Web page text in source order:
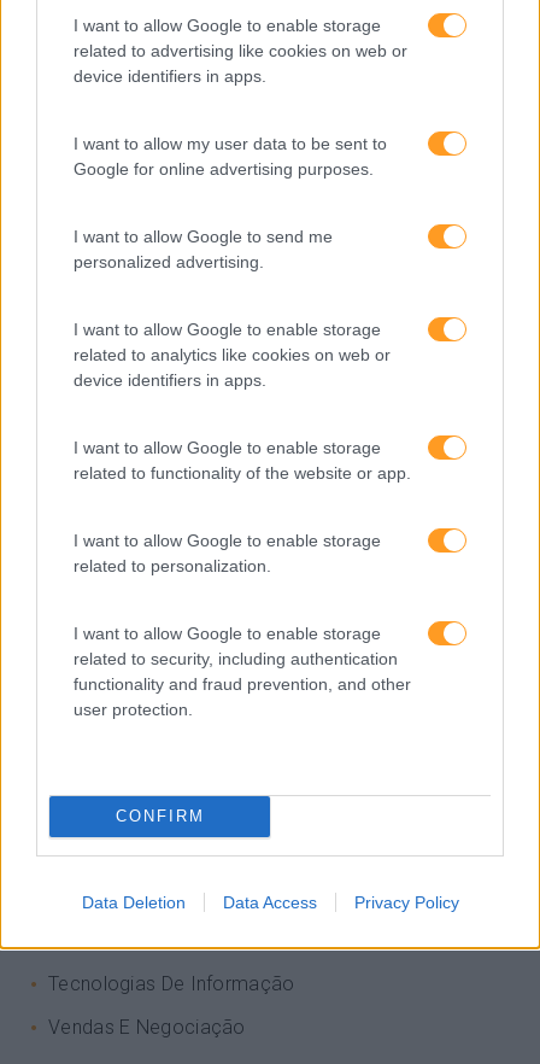
I want to allow Google to enable storage
related to advertising like cookies on web or
device identifiers in apps.
I want to allow my user data to be sent to
Google for online advertising purposes.
I want to allow Google to send me
personalized advertising.
I want to allow Google to enable storage
related to analytics like cookies on web or
device identifiers in apps.
I want to allow Google to enable storage
related to functionality of the website or app.
I want to allow Google to enable storage
related to personalization.
I want to allow Google to enable storage
related to security, including authentication
functionality and fraud prevention, and other
user protection.
CONFIRM
Data Deletion Data Access Privacy Policy
Aprendizagem
Artigo De Opinião
Comunicação
Desenvolvimento
Entrevista
Expo RH
Inglês
Keep In Mind
Mudança
Perspetivas
Pessoas
Recursos Humanos
Sem Categoria
Sustentabilidade
Tecnologias De Informação
Vendas E Negociação